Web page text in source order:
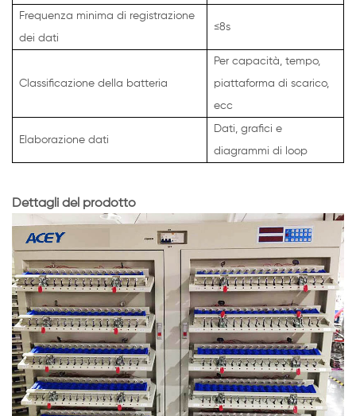
Frequenza minima di registrazione
dei dati
≤8s
Classificazione della batteria
Per capacità, tempo,
piattaforma di scarico,
ecc
Elaborazione dati
Dati, grafici e
diagrammi di loop
Dettagli del prodotto